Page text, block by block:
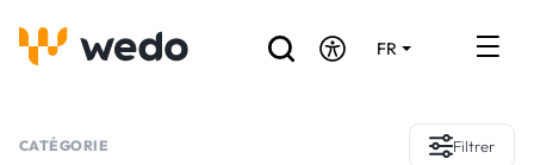
FR
CATÉGORIE Filtrer